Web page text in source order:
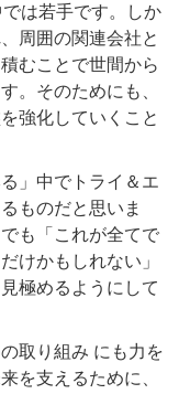
は若手です。しか
周囲の関連会社と
むことで世間から
。そのためにも、
強化していくこと
」中でトライ＆エ
ものだと思いま
も「これが全てで
けかもしれない」
極めるようにして
取り組み にも力を
を支えるために、